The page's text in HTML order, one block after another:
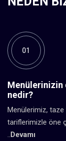
01
Menülerinizin
nedir?
Menülerimiz,
tariflerimizle öne
.. Devamı